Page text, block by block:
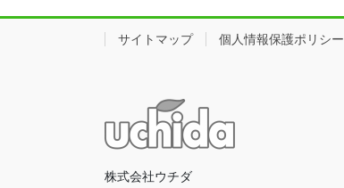
サイトマップ 個人情報保護ポリシー
株式会社ウチダ